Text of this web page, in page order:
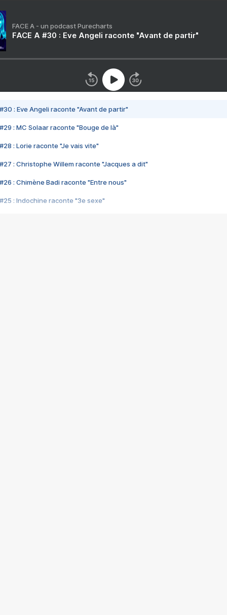
FACE A - un podcast Purecharts
FACE A #30 : Eve Angeli raconte "Avant de partir"
#30 : Eve Angeli raconte "Avant de partir"
#29 : MC Solaar raconte "Bouge de là"
#28 : Lorie raconte "Je vais vite"
#27 : Christophe Willem raconte "Jacques a dit"
#26 : Chimène Badi raconte "Entre nous"
#25 : Indochine raconte "3e sexe"